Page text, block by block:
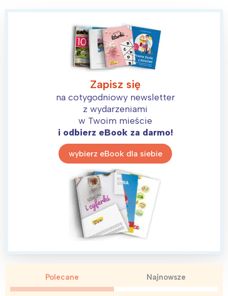
Zapisz się
na cotygodniowy newsletter
z wydarzeniami
w Twoim mieście
i odbierz eBook za darmo!
wybierz eBook dla siebie
Polecane Najnowsze